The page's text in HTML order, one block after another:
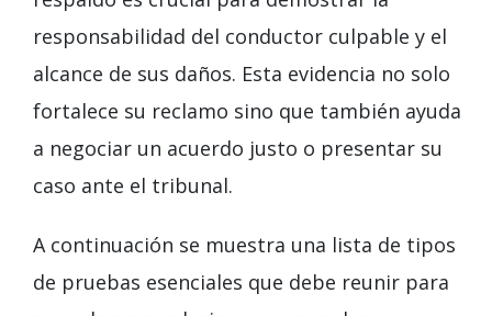
responsabilidad del conductor culpable y el
alcance de sus daños. Esta evidencia no solo
fortalece su reclamo sino que también ayuda
a negociar un acuerdo justo o presentar su
caso ante el tribunal.
A continuación se muestra una lista de tipos
de pruebas esenciales que debe reunir para